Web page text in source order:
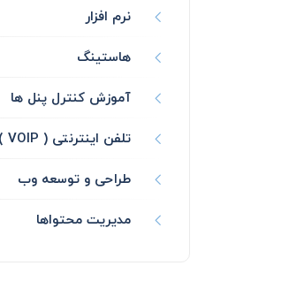
نرم افزار
هاستینگ
آموزش کنترل پنل ها
تلفن اینترنتی ( VOIP )
طراحی و توسعه وب
مدیریت محتواها